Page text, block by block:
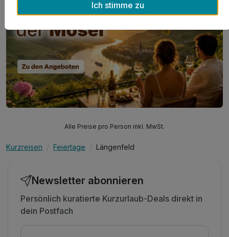
Alle Preise pro Person inkl. MwSt.
Kurzreisen Feiertage Längenfeld
Newsletter abonnieren
Persönlich kuratierte Kurzurlaub-Deals direkt in
dein Postfach
Ich stimme zu